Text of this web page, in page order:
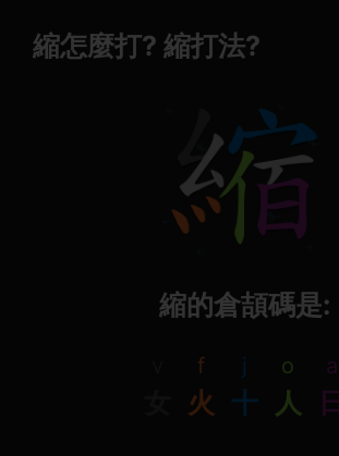
縮怎麼打? 縮打法?
縮的倉頡碼是:
f
火
j
十
o
人
a
日